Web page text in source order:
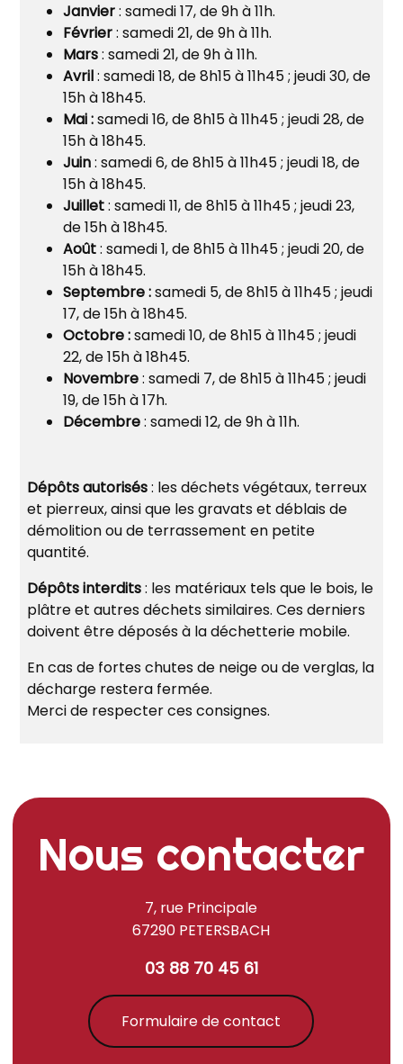
Janvier: samedi 17, de 9h à 11h.
Février: samedi 21, de 9h à 11h.
Mars: samedi 21, de 9h à 11h.
Avril: samedi 18, de 8h15 à 11h45 ; jeudi 30, de
15h à 18h45.
Mai :samedi 16, de 8h15 à 11h45 ; jeudi 28, de
15h à 18h45.
Juin: samedi 6, de 8h15 à 11h45 ; jeudi 18, de
15h à 18h45.
Juillet: samedi 11, de 8h15 à 11h45 ; jeudi 23,
de 15h à 18h45.
Août: samedi 1, de 8h15 à 11h45 ; jeudi 20, de
15h à 18h45.
Septembre :samedi 5, de 8h15 à 11h45 ; jeudi
17, de 15h à 18h45.
Octobre :samedi 10, de 8h15 à 11h45 ; jeudi
22, de 15h à 18h45.
Novembre: samedi 7, de 8h15 à 11h45 ; jeudi
19, de 15h à 17h.
Décembre: samedi 12, de 9h à 11h.
Dépôts autorisés: les déchets végétaux, terreux
et pierreux, ainsi que les gravats et déblais de
démolition ou de terrassement en petite
quantité.
Dépôts interdits: les matériaux tels que le bois, le
plâtre et autres déchets similaires. Ces derniers
doivent être déposés à la déchetterie mobile.
En cas de fortes chutes de neige ou de verglas, la
décharge restera fermée.
Merci de respecter ces consignes.
Nous contacter
7, rue Principale
67290 PETERSBACH
03 88 70 45 61
Formulaire de contact